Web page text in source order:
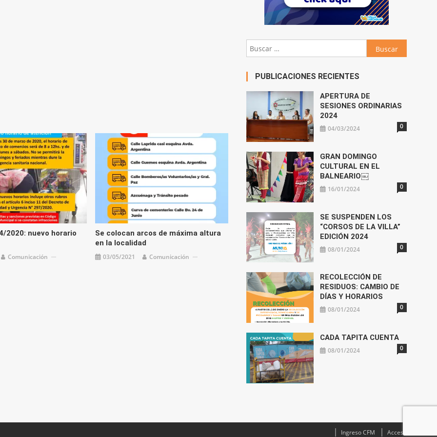
2020: nuevo horario
Comunicación
Se colocan arcos de máxima altura
en la localidad
03/05/2021 Comunicación
Buscar:
PUBLICACIONES RECIENTES
APERTURA DE
SESIONES ORDINARIAS
2024
04/03/2024 0
GRAN DOMINGO
CULTURAL EN EL
BALNEARIO￼
16/01/2024 0
SE SUSPENDEN LOS
“CORSOS DE LA VILLA”
EDICIÓN 2024
08/01/2024 0
RECOLECCIÓN DE
RESIDUOS: CAMBIO DE
DÍAS Y HORARIOS
08/01/2024 0
CADA TAPITA CUENTA
08/01/2024 0
Ingreso CFM Acceso